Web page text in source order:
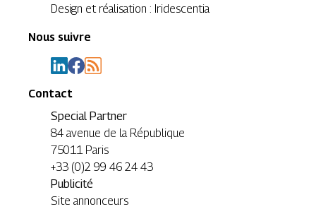
Design et réalisation : Iridescentia
Nous suivre
Contact
Special Partner
84 avenue de la République
75011 Paris
+33 (0)2 99 46 24 43
Publicité
Site annonceurs